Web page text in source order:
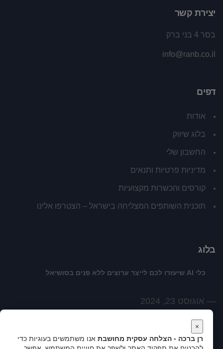
יצירת קשר
בסר 4 בני ברק
info@ranb.co.il
דפים
אודות
בלוג שיווק
החשבון שלי
מדיניות פרטיות ותנאים
קורסים והכשרות מקצועיות
תוכנית השותפים המצליחה בישראל – הצטרפו אלינו
בלוג
כלי AI שיעזרו לכם לייצר ערוצים ללא פנים בסושיאל
אוגוסט 23, 2024
לשנות האופן שבו אנחנו רואים את המציאות
×
רן ברכה - הצלחה עסקית מחושבת אנו משתמשים בעוגיות כדי